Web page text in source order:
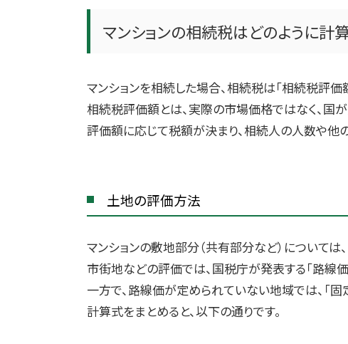
マンションの相続税はどのように計
マンションを相続した場合、相続税は「相続税評価
相続税評価額とは、実際の市場価格ではなく、国
評価額に応じて税額が決まり、相続人の人数や他
土地の評価方法
マンションの敷地部分（共有部分など）については
市街地などの評価では、国税庁が発表する「路線
一方で、路線価が定められていない地域では、「
計算式をまとめると、以下の通りです。